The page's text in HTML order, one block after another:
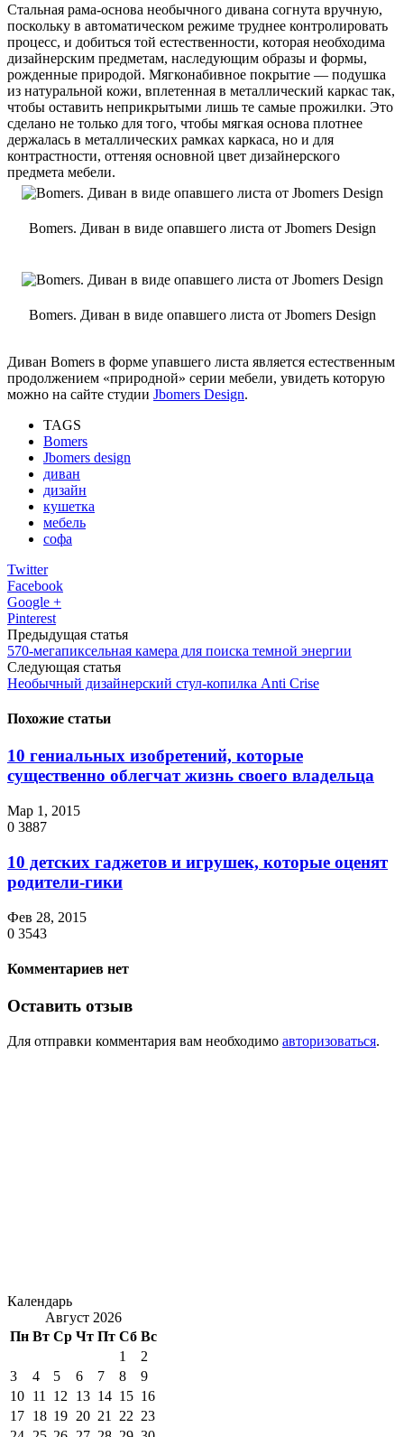
Стальная рама-основа необычного дивана согнута вручную,
поскольку в автоматическом режиме труднее контролировать
процесс, и добиться той естественности, которая необходима
дизайнерским предметам, наследующим образы и формы,
рожденные природой. Мягконабивное покрытие — подушка
из натуральной кожи, вплетенная в металлический каркас так,
чтобы оставить неприкрытыми лишь те самые прожилки. Это
сделано не только для того, чтобы мягкая основа плотнее
держалась в металлических рамках каркаса, но и для
контрастности, оттеняя основной цвет дизайнерского
предмета мебели.
Bomers. Диван в виде опавшего листа от Jbomers Design
Bomers. Диван в виде опавшего листа от Jbomers Design
Диван Bomers в форме упавшего листа является естественным
продолжением «природной» серии мебели, увидеть которую
можно на сайте студии Jbomers Design.
TAGS
Bomers
Jbomers design
диван
дизайн
кушетка
мебель
софа
Twitter
Facebook
Google +
Pinterest
Предыдущая статья
570-мегапиксельная камера для поиска темной энергии
Следующая статья
Необычный дизайнерский стул-копилка Anti Crise
Похожие статьи
10 гениальных изобретений, которые
существенно облегчат жизнь своего владельца
Мар 1, 2015
0 3887
10 детских гаджетов и игрушек, которые оценят
родители-гики
Фев 28, 2015
0 3543
Комментариев нет
Оставить отзыв
Для отправки комментария вам необходимо авторизоваться.
Календарь
Август 2026
Пн Вт Ср Чт Пт Сб Вс
1
2
3
4 5 6 7 8
9
10 11 12 13 14 15 16
17 18 19 20 21 22 23